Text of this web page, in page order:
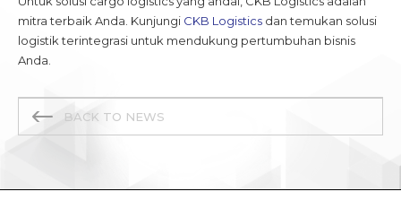
mitra terbaik Anda. Kunjungi CKB Logistics dan temukan solusi
logistik terintegrasi untuk mendukung pertumbuhan bisnis
Anda.
BACK TO NEWS